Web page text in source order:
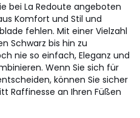
bei La Redoute angeboten
Komfort und Stil und
fehlen. Mit einer Vielzahl
Schwarz bis hin zu
nie so einfach, Eleganz und
Wenn Sie sich für
können Sie sicher
Raffinesse an Ihren Füßen